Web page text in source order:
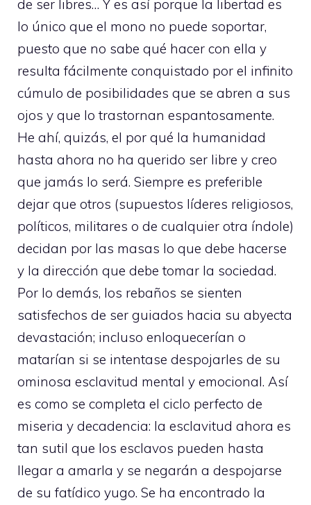
de ser libres… Y es así porque la libertad es
lo único que el mono no puede soportar,
puesto que no sabe qué hacer con ella y
resulta fácilmente conquistado por el infinito
cúmulo de posibilidades que se abren a sus
ojos y que lo trastornan espantosamente.
He ahí, quizás, el por qué la humanidad
hasta ahora no ha querido ser libre y creo
que jamás lo será. Siempre es preferible
dejar que otros (supuestos líderes religiosos,
políticos, militares o de cualquier otra índole)
decidan por las masas lo que debe hacerse
y la dirección que debe tomar la sociedad.
Por lo demás, los rebaños se sienten
satisfechos de ser guiados hacia su abyecta
devastación; incluso enloquecerían o
matarían si se intentase despojarles de su
ominosa esclavitud mental y emocional. Así
es como se completa el ciclo perfecto de
miseria y decadencia: la esclavitud ahora es
tan sutil que los esclavos pueden hasta
llegar a amarla y se negarán a despojarse
de su fatídico yugo. Se ha encontrado la